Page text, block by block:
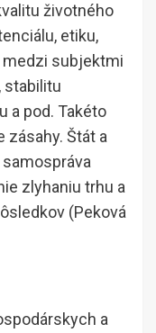
životného
etiku,
subjektmi
stabilitu
a pod. Takéto
zásahy. Štát a
zlyhaniu trhu a
(Peková
a